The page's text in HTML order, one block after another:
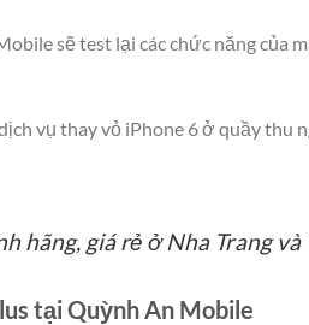
sẽ test lại các chức năng của
vụ thay vỏ iPhone 6 ở quầy thu
hãng, giá rẻ ở Nha Trang
tại Quỳnh An Mobile